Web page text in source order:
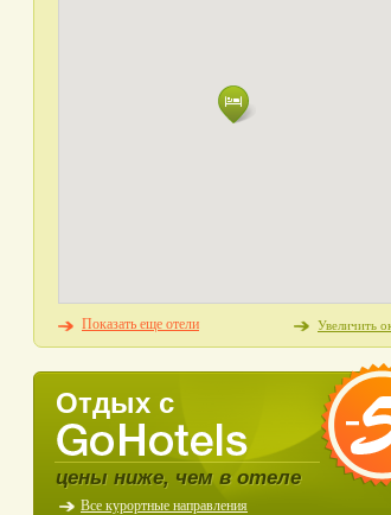
Показать еще отели Увеличить
Отдых с
цены ниже, чем в отеле
Все курортные направления